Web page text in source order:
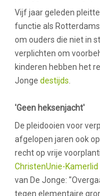
Vijf jaar geleden
functie als
om ouders die niet in
verplichten om
kinderen hebben het
Jonge destijds
'Geen heksenjacht'
De pleidooien voor
afgelopen jaren ook
recht op vrije
ChristenUnie-Kamerlid
van De Jonge:
tegen elementaire